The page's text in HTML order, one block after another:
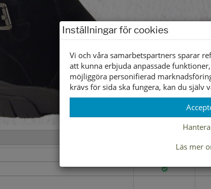
Inställningar för cookies
Vi och våra samarbetspartners sparar
att kunna erbjuda anpassade
möjliggöra personifierad
krävs för sida ska fungera, kan du själv
Läs mer